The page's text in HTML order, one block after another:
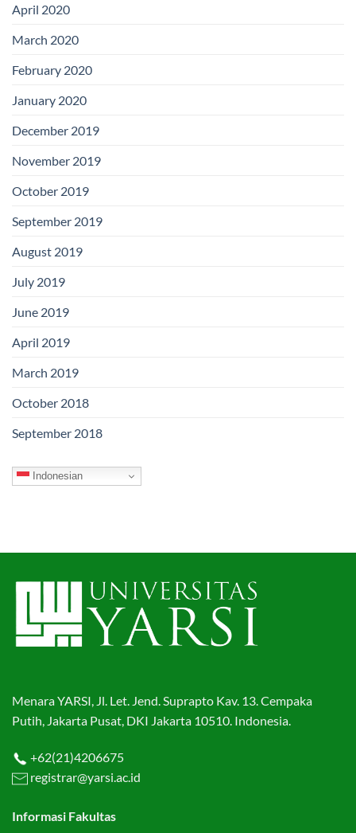
April 2020
March 2020
February 2020
January 2020
December 2019
November 2019
October 2019
September 2019
August 2019
July 2019
June 2019
April 2019
March 2019
October 2018
September 2018
Indonesian
Menara YARSI, Jl. Let. Jend. Suprapto Kav. 13. Cempaka
Putih, Jakarta Pusat, DKI Jakarta 10510. Indonesia.
+62(21)4206675
registrar@yarsi.ac.id
Informasi Fakultas